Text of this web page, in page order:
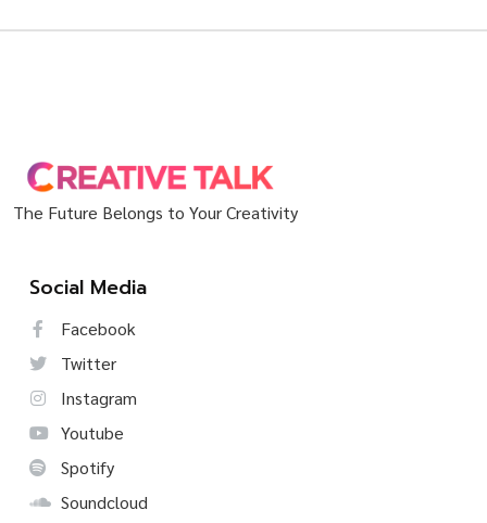
The Future Belongs to Your Creativity
Social Media
Facebook
Twitter
Instagram
Youtube
Spotify
Soundcloud